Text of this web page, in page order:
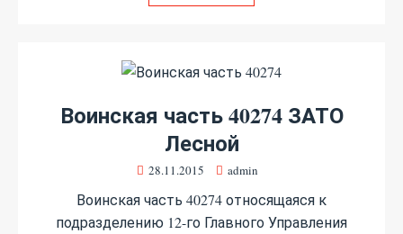
Воинская часть 40274 ЗАТО
Лесной
28.11.2015 admin
Воинская часть 40274 относящаяся к
подразделению 12-го Главного Управления